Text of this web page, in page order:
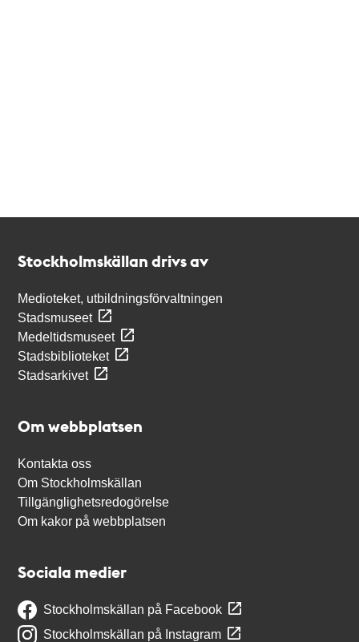
Stockholmskällan drivs av
Medioteket, utbildningsförvaltningen
Stadsmuseet
Medeltidsmuseet
Stadsbiblioteket
Stadsarkivet
Om webbplatsen
Kontakta oss
Om Stockholmskällan
Tillgänglighetsredogörelse
Om kakor på webbplatsen
Sociala medier
Stockholmskällan på Facebook
Stockholmskällan på Instagram